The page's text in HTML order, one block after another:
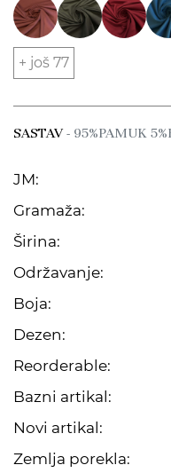
+ još 77
SASTAV- 95%PAMUK
JM:
Gramaža:
Širina:
Održavanje:
Boja:
Dezen:
Reorderable:
Bazni artikal:
Novi artikal:
Zemlja porekla: